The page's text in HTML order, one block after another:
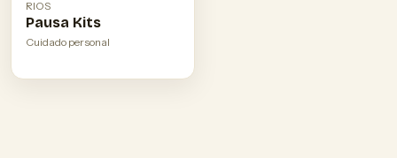
RIOS
Pausa Kits
Cuidado personal